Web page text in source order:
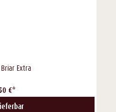
Extra
€*